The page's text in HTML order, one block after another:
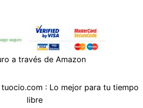
a través de Amazon
: Lo mejor para tu tiempo
libre